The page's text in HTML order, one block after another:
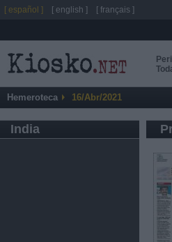
Hemeroteca 16/Abr/2021
India
[ español ] [ english ] [ français ]